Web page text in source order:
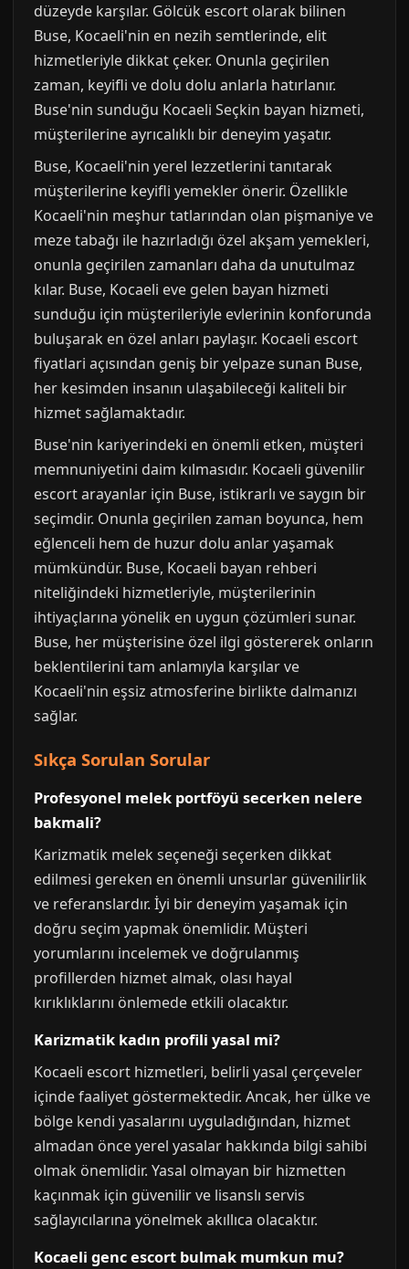
düzeyde karşılar. Gölcük escort olarak bilinen
Buse, Kocaeli'nin en nezih semtlerinde, elit
hizmetleriyle dikkat çeker. Onunla geçirilen
zaman, keyifli ve dolu dolu anlarla hatırlanır.
Buse'nin sunduğu Kocaeli Seçkin bayan hizmeti,
müşterilerine ayrıcalıklı bir deneyim yaşatır.
Buse, Kocaeli'nin yerel lezzetlerini tanıtarak
müşterilerine keyifli yemekler önerir. Özellikle
Kocaeli'nin meşhur tatlarından olan pişmaniye ve
meze tabağı ile hazırladığı özel akşam yemekleri,
onunla geçirilen zamanları daha da unutulmaz
kılar. Buse, Kocaeli eve gelen bayan hizmeti
sunduğu için müşterileriyle evlerinin konforunda
buluşarak en özel anları paylaşır. Kocaeli escort
fiyatlari açısından geniş bir yelpaze sunan Buse,
her kesimden insanın ulaşabileceği kaliteli bir
hizmet sağlamaktadır.
Buse'nin kariyerindeki en önemli etken, müşteri
memnuniyetini daim kılmasıdır. Kocaeli güvenilir
escort arayanlar için Buse, istikrarlı ve saygın bir
seçimdir. Onunla geçirilen zaman boyunca, hem
eğlenceli hem de huzur dolu anlar yaşamak
mümkündür. Buse, Kocaeli bayan rehberi
niteliğindeki hizmetleriyle, müşterilerinin
ihtiyaçlarına yönelik en uygun çözümleri sunar.
Buse, her müşterisine özel ilgi göstererek onların
beklentilerini tam anlamıyla karşılar ve
Kocaeli'nin eşsiz atmosferine birlikte dalmanızı
sağlar.
Sıkça Sorulan Sorular
Profesyonel melek portföyü secerken nelere
bakmali?
Karizmatik melek seçeneği seçerken dikkat
edilmesi gereken en önemli unsurlar güvenilirlik
ve referanslardır. İyi bir deneyim yaşamak için
doğru seçim yapmak önemlidir. Müşteri
yorumlarını incelemek ve doğrulanmış
profillerden hizmet almak, olası hayal
kırıklıklarını önlemede etkili olacaktır.
Karizmatik kadın profili yasal mi?
Kocaeli escort hizmetleri, belirli yasal çerçeveler
içinde faaliyet göstermektedir. Ancak, her ülke ve
bölge kendi yasalarını uyguladığından, hizmet
almadan önce yerel yasalar hakkında bilgi sahibi
olmak önemlidir. Yasal olmayan bir hizmetten
kaçınmak için güvenilir ve lisanslı servis
sağlayıcılarına yönelmek akıllıca olacaktır.
Kocaeli genc escort bulmak mumkun mu?